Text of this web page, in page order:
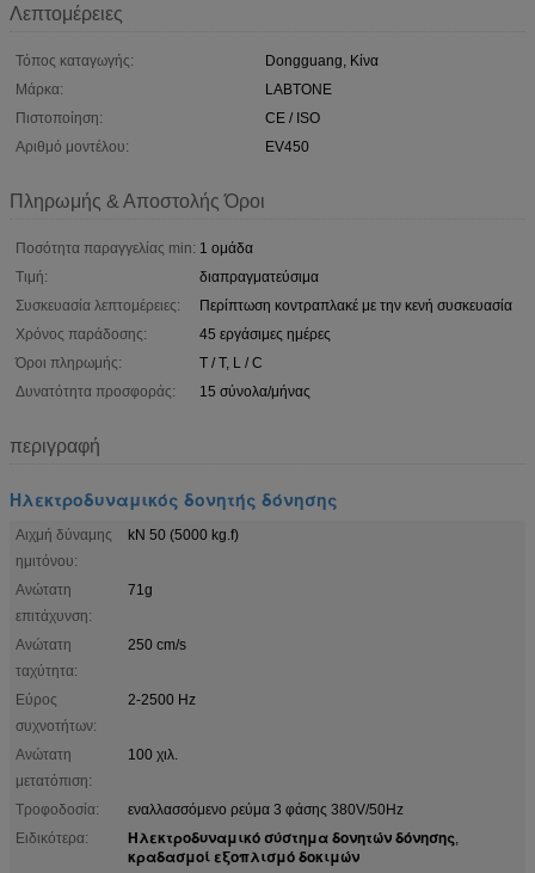
Λεπτομέρειες
Τόπος καταγωγής:
Dongguang, Κίνα
Μάρκα:
LABTONE
Πιστοποίηση:
CE / ISO
Αριθμό μοντέλου:
EV450
Πληρωμής & Αποστολής Όροι
Ποσότητα παραγγελίας min: 1 ομάδα
Τιμή:
διαπραγματεύσιμα
Συσκευασία λεπτομέρειες:
Περίπτωση κοντραπλακέ με την κενή συσκευασία
Χρόνος παράδοσης:
45 εργάσιμες ημέρες
Όροι πληρωμής:
T / T, L / C
Δυνατότητα προσφοράς:
15 σύνολα/μήνας
περιγραφή
Ηλεκτροδυναμικός δονητής δόνησης
Αιχμή δύναμης
ημιτόνου:
kN 50 (5000 kg.f)
Ανώτατη
επιτάχυνση:
71g
Ανώτατη
ταχύτητα:
250 cm/s
Εύρος
συχνοτήτων:
2-2500 Hz
Ανώτατη
μετατόπιση:
100 χιλ.
Τροφοδοσία:
εναλλασσόμενο ρεύμα 3 φάσης 380V/50Hz
Ειδικότερα:
Ηλεκτροδυναμικό σύστημα δονητών δόνησης,
κραδασμοί εξοπλισμό δοκιμών